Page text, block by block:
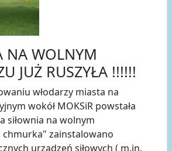
NA WOLNYM
JUŻ RUSZYŁA !!!!!!
włodarzy miasta na
wokół MOKSiR powstała
siłownia na wolnym
zainstalowano
urządzeń siłowych ( m.in.